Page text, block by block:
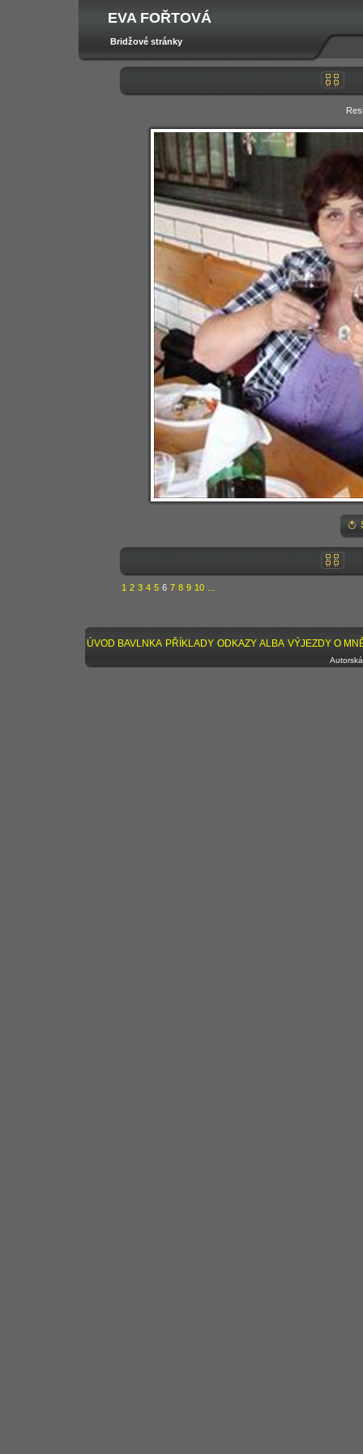
EVA FOŘTOVÁ
Bridžové stránky
1 2 3 4 5 6 7 8 9 10
ÚVOD BAVLNKA PŘÍKLADY ODKAZY ALBA VÝJEZDY O